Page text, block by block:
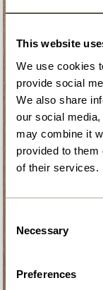
This website
We use cookies
provide social
We also share
our social
may combine it
provided to them
of their services.
Selection
Necessary
Preferences